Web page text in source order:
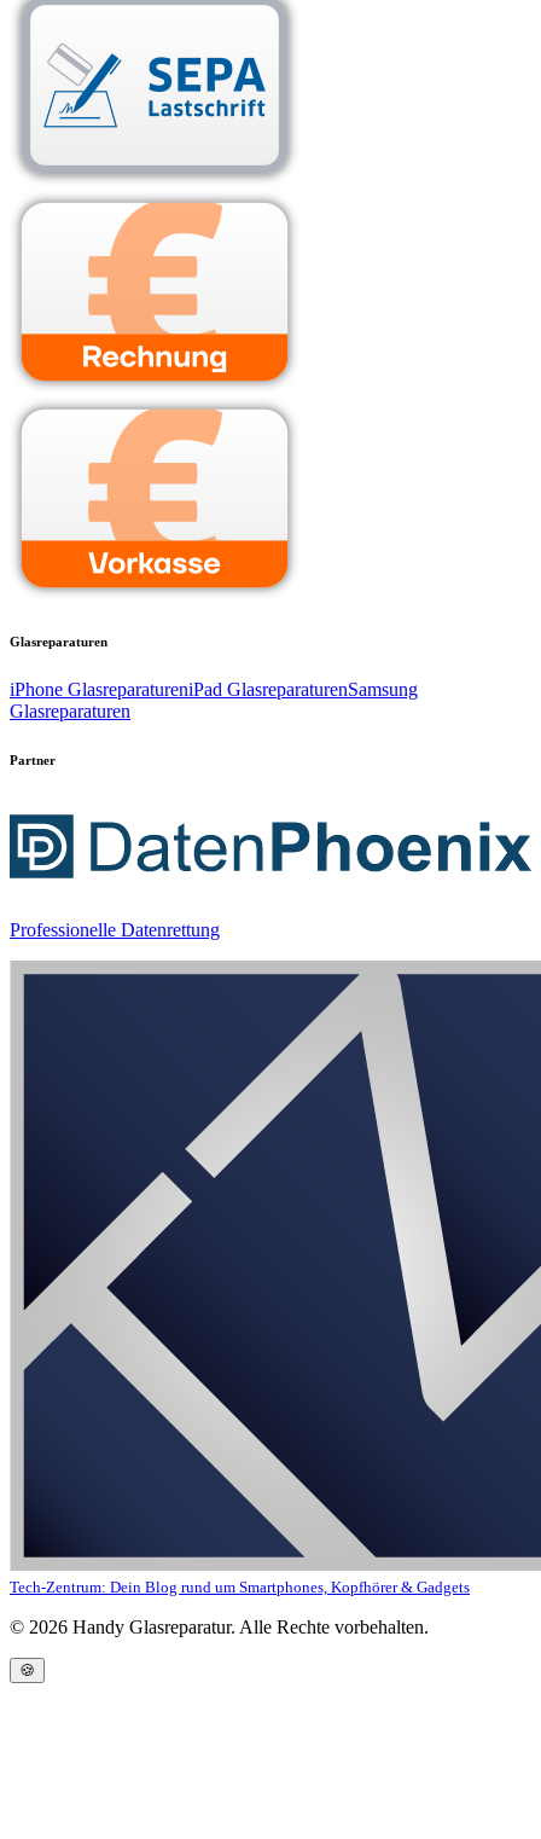
Glasreparaturen
iPhone GlasreparatureniPad GlasreparaturenSamsung
Glasreparaturen
Partner
Professionelle Datenrettung
Tech-Zentrum: Dein Blog rund um Smartphones, Kopfhörer & Gadgets
© 2026 Handy Glasreparatur. Alle Rechte vorbehalten.
🍪